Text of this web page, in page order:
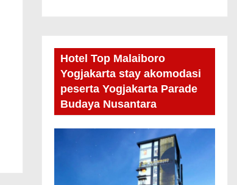
Hotel Top Malaiboro
Yogjakarta stay akomodasi
peserta Yogjakarta Parade
Budaya Nusantara